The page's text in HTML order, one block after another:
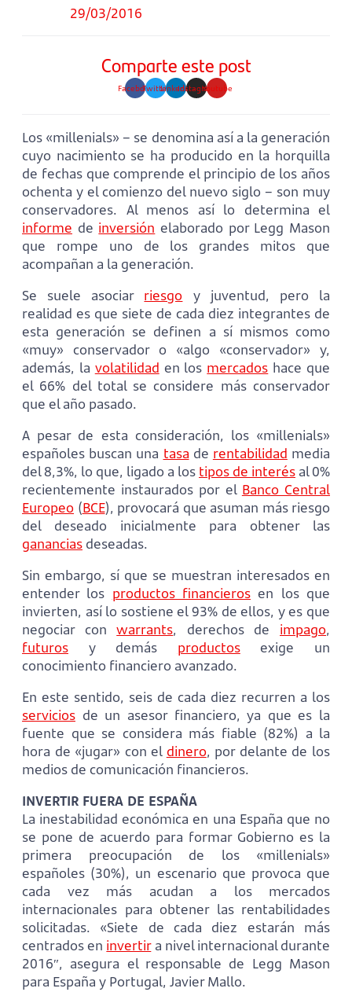
29/03/2016
Comparte este post
FacebookTwitterLinkedinInstagramYoutube
Los «millenials» – se denomina así a la generación
cuyo nacimiento se ha producido en la horquilla
de fechas que comprende el principio de los años
ochenta y el comienzo del nuevo siglo – son muy
conservadores. Al menos así lo determina el
informe de inversión elaborado por Legg Mason
que rompe uno de los grandes mitos que
acompañan a la generación.
Se suele asociar riesgo y juventud, pero la
realidad es que siete de cada diez integrantes de
esta generación se definen a sí mismos como
«muy» conservador o «algo «conservador» y,
además, la volatilidad en los mercados hace que
el 66% del total se considere más conservador
que el año pasado.
A pesar de esta consideración, los «millenials»
españoles buscan una tasa de rentabilidad media
del 8,3%, lo que, ligado a los tipos de interés al 0%
recientemente instaurados por el Banco Central
Europeo (BCE), provocará que asuman más riesgo
del deseado inicialmente para obtener las
ganancias deseadas.
Sin embargo, sí que se muestran interesados en
entender los productos financieros en los que
invierten, así lo sostiene el 93% de ellos, y es que
negociar conwarrants, derechos de impago,
futuros y demás productosexige un
conocimiento financiero avanzado.
En este sentido, seis de cada diez recurren a los
servicios de un asesor financiero, ya que es la
fuente que se considera más fiable (82%) a la
hora de «jugar» con el dinero, por delante de los
medios de comunicación financieros.
INVERTIR FUERA DE ESPAÑA
La inestabilidad económica en una España que no
se pone de acuerdo para formar Gobierno es la
primera preocupación de los «millenials»
españoles (30%), un escenario que provoca que
cada vez más acudan a los mercados
internacionales para obtener las rentabilidades
solicitadas. «Siete de cada diez estarán más
centrados en invertira nivel internacional durante
2016″, asegura el responsable de Legg Mason
para España y Portugal, Javier Mallo.